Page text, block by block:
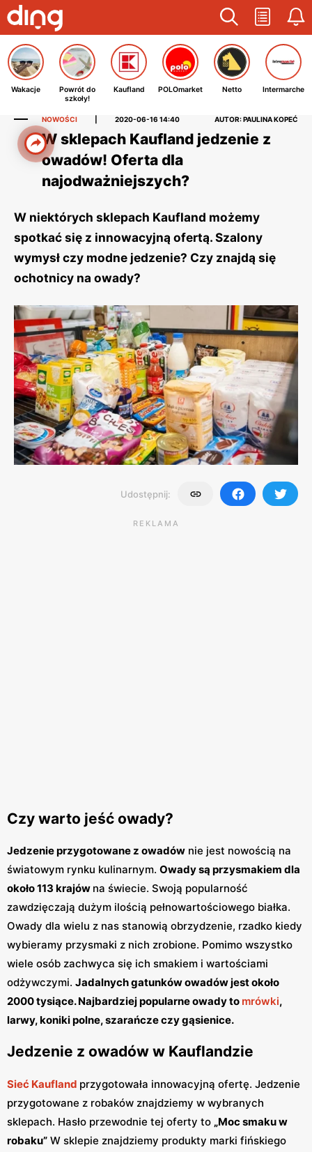
Wakacje
Powrót do
szkoły!
Kaufland POLOmarket Netto Intermarche
NOWOŚCI 2020-06-16 14:40 AUTOR: PAULINA KOPEĆ
W sklepach Kaufland jedzenie z
owadów! Oferta dla
najodważniejszych?
W niektórych sklepach Kaufland możemy
spotkać się z innowacyjną ofertą. Szalony
wymysł czy modne jedzenie? Czy znajdą się
ochotnicy na owady?
Udostępnij:
REKLAMA
Czy warto jeść owady?
Jedzenie przygotowane z owadów nie jest nowością na
światowym rynku kulinarnym. Owady są przysmakiem dla
około 113 krajów na świecie. Swoją popularność
zawdzięczają dużym ilością pełnowartościowego białka.
Owady dla wielu z nas stanowią obrzydzenie, rzadko kiedy
wybieramy przysmaki z nich zrobione. Pomimo wszystko
wiele osób zachwyca się ich smakiem i wartościami
odżywczymi. Jadalnych gatunków owadów jest około
2000 tysiące. Najbardziej popularne owady to mrówki,
larwy, koniki polne, szarańcze czy gąsienice.
Jedzenie z owadów w Kauflandzie
Sieć Kaufland przygotowała innowacyjną ofertę. Jedzenie
przygotowane z robaków znajdziemy w wybranych
sklepach. Hasło przewodnie tej oferty to „Moc smaku w
robaku” W sklepie znajdziemy produkty marki fińskiego